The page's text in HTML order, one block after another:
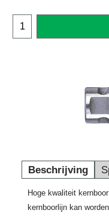
Beschrijving
Hoge kwaliteit
kernboorlijn kan